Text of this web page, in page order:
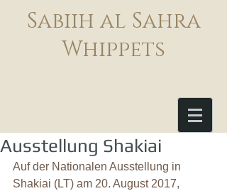
Sabiih al Sahra
Whippets
Ausstellung Shakiai
Auf der Nationalen Ausstellung in
Shakiai (LT) am 20. August 2017,